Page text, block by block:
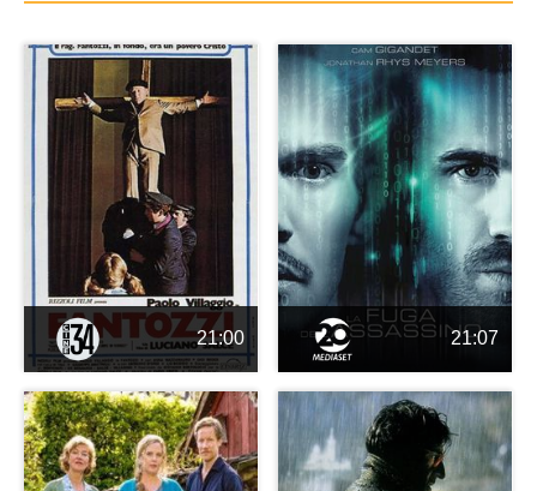
21:00 21:07